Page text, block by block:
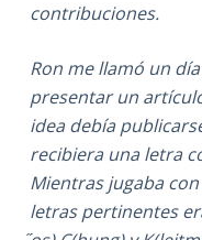
contribuciones.
Ron me llamó un
presentar un
idea debía
recibiera una letra
Mientras jugaba
letras pertinentes